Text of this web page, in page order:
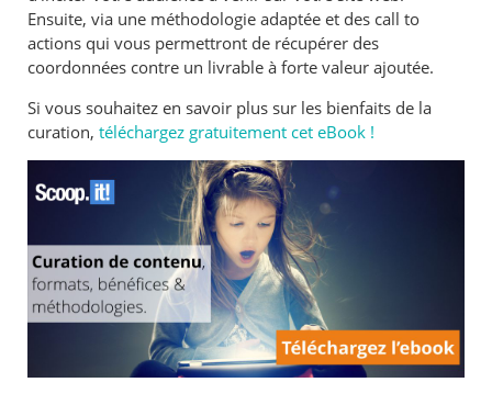
Ensuite, via une méthodologie adaptée et des call to
actions qui vous permettront de récupérer des
coordonnées contre un livrable à forte valeur ajoutée.
Si vous souhaitez en savoir plus sur les bienfaits de la
curation,téléchargez gratuitement cet eBook !